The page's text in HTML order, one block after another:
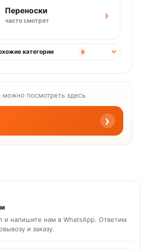
Переноски
часто смотрят ›
категории 9
можно посмотреть здесь
›
и напишите нам в WhatsApp. Ответим
и заказу.